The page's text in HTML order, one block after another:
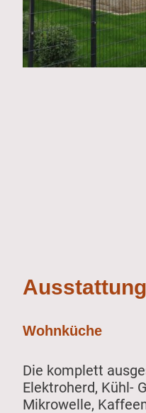
Ausstattung
Wohnküche
Die komplett
Elektroherd, Kühl-
Mikrowelle,